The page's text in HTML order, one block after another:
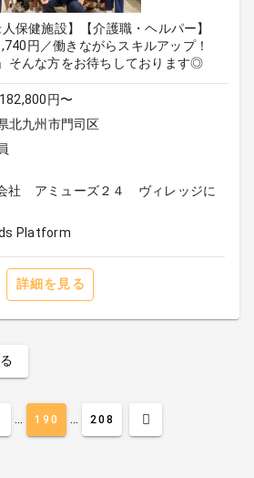
保健施設】【介護職・ヘルパー】
円／働きながらスキルアップ！
そんな方をお待ちしております◎
円〜
北九州市門司区
社 アミューズ２４ ヴィレッジに
Platform
詳細を見る
... 190 ... 208